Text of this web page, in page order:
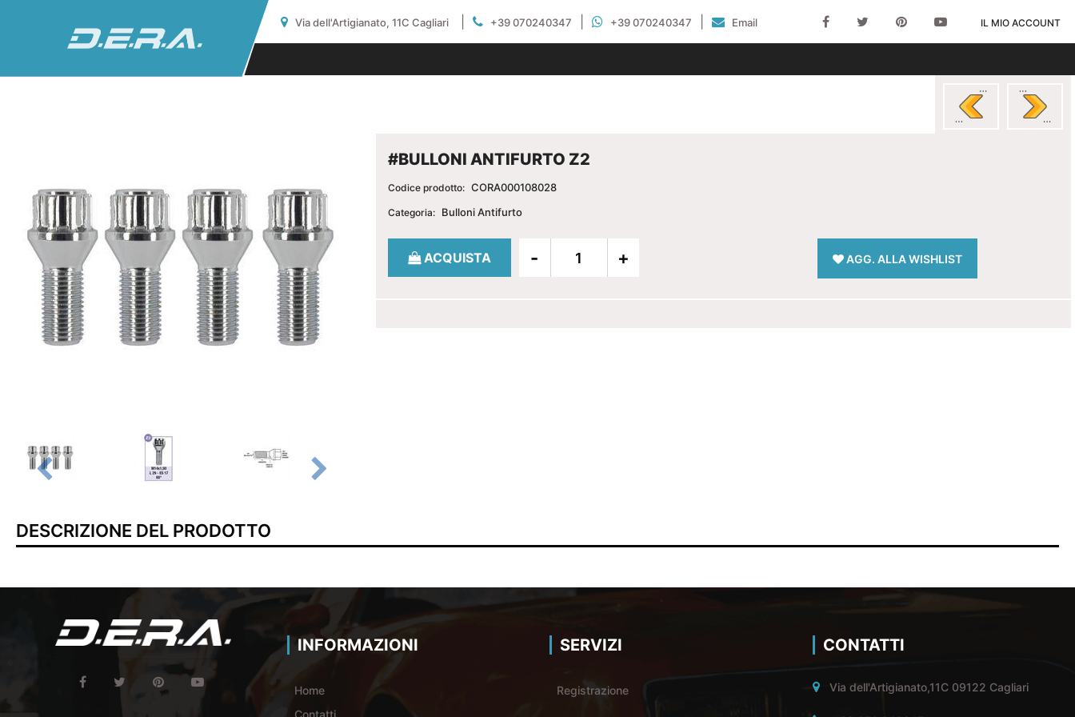
Via dell'Artigianato, 11C Cagliari +39 070240347 +39 070240347 Email IL MIO ACCOUNT
#BULLONI ANTIFURTO Z2
Codice prodotto: CORA000108028
Categoria: Bulloni Antifurto
Quantità
ACQUISTA AGG. ALLA WISHLIST
DESCRIZIONE DEL PRODOTTO
INFORMAZIONI
Home
SERVIZI
Registrazione
CONTATTI
Via dell'Artigianato,11C 09122 Cagliari